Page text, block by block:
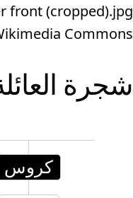
(cropped).jpg ...
Commons
شجرة
كروس